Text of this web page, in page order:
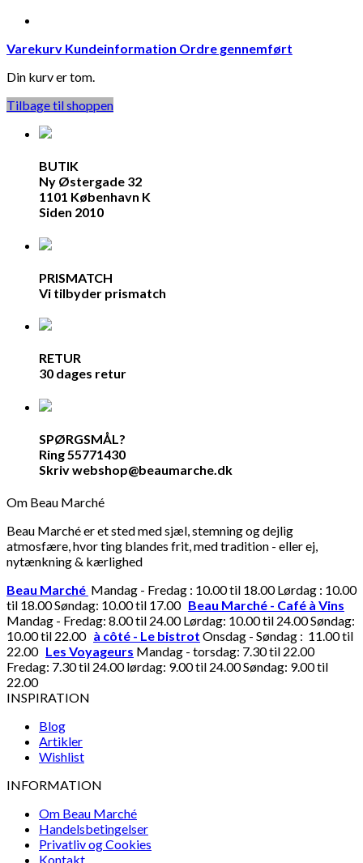
Varekurv Kundeinformation Ordre gennemført
Din kurv er tom.
Tilbage til shoppen
BUTIK
Ny Østergade 32
1101 København K
Siden 2010
PRISMATCH
Vi tilbyder prismatch
RETUR
30 dages retur
SPØRGSMÅL?
Ring 55771430
Skriv webshop@beaumarche.dk
Om Beau Marché
Beau Marché er et sted med sjæl, stemning og dejlig
atmosfære, hvor ting blandes frit, med tradition - eller ej,
nytænkning & kærlighed
Beau Marché Mandag - Fredag : 10.00 til 18.00 Lørdag : 10.00
til 18.00 Søndag: 10.00 til 17.00 Beau Marché - Café à Vins
Mandag - Fredag: 8.00 til 24.00 Lørdag: 10.00 til 24.00 Søndag:
10.00 til 22.00 à côté - Le bistrot Onsdag - Søndag : 11.00 til
22.00 Les Voyageurs Mandag - torsdag: 7.30 til 22.00
Fredag: 7.30 til 24.00 lørdag: 9.00 til 24.00 Søndag: 9.00 til
22.00
INSPIRATION
Blog
Artikler
Wishlist
INFORMATION
Om Beau Marché
Handelsbetingelser
Privatliv og Cookies
Kontakt